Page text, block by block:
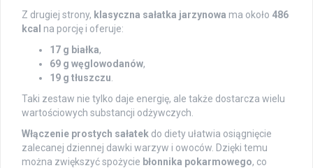
Z drugiej strony, klasyczna sałatka jarzynowa ma około 486
kcal na porcję i oferuje:
17 g białka,
69 g węglowodanów,
19 g tłuszczu
Taki zestaw nie tylko daje energię, ale także dostarcza wielu
wartościowych substancji odżywczych.
Włączenie prostych sałatek do diety ułatwia osiągnięcie
zalecanej dziennej dawki warzyw i owoców. Dzięki temu
można zwiększyć spożycie błonnika pokarmowego, co